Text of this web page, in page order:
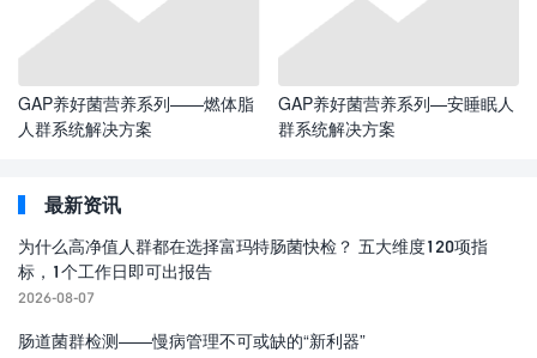
GAP养好菌营养系列——燃体脂
人群系统解决方案
GAP养好菌营养系列—安睡眠人
群系统解决方案
最新资讯
为什么高净值人群都在选择富玛特肠菌快检？ 五大维度120项指
标，1个工作日即可出报告
2026-08-07
肠道菌群检测——慢病管理不可或缺的“新利器”